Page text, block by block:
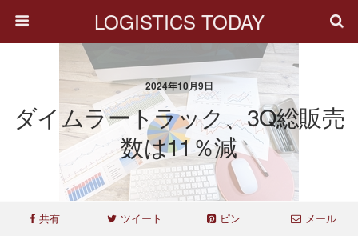
LOGISTICS TODAY
2024年10月9日
ダイムラートラック、3Q総販売
数は11％減
共有 ツイート ピン メール